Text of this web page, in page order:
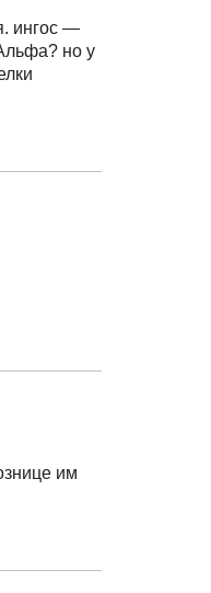
ингос —
но у
им